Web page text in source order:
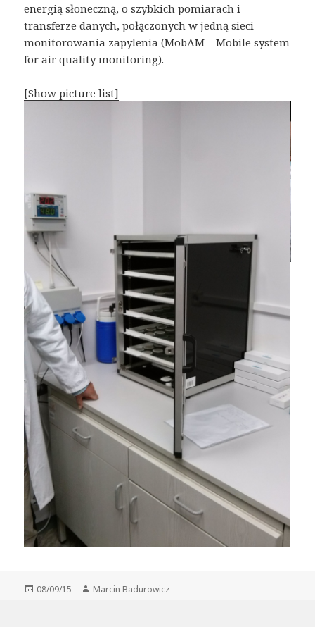
energią słoneczną, o szybkich pomiarach i
transferze danych, połączonych w jedną sieci
monitorowania zapylenia (MobAM – Mobile system
for air quality monitoring).
[Show picture list]
Opublikowano
08/09/15 Autor
Marcin Badurowicz